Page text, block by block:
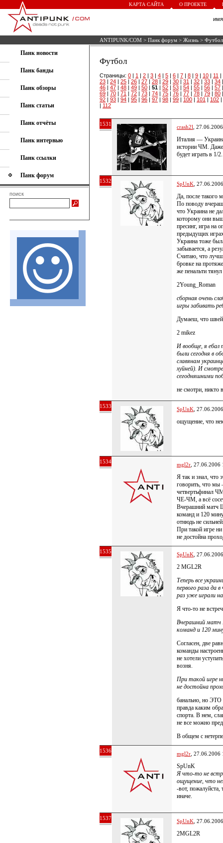
КАРТА САЙТА О ПРОЕКТЕ
ANTIPUNK/COM > Панк форум > Жизнь > Футбол
Панк новости
Панк банды
Панк обзоры
Панк статьи
Панк отчёты
Панк интервью
Панк ссылки
Панк форум
поиск
Футбол
Страницы: 0 | 1 | 2 | 3 | 4 | 5 | 6 | 7 | 8 | 9 | 10 | 11 |
23 | 24 | 25 | 26 | 27 | 28 | 29 | 30 | 31 | 32 | 33 | 34
46 | 47 | 48 | 49 | 50 | 51 | 52 | 53 | 54 | 55 | 56 | 57
69 | 70 | 71 | 72 | 73 | 74 | 75 | 76 | 77 | 78 | 79 | 80
92 | 93 | 94 | 95 | 96 | 97 | 98 | 99 | 100 | 101 | 102 |
| 112
1531 crash2l ,
Италия —
истории ЧМ. Даже
будет играть в 1/
1532 SpUnK ,
Да, после такого
По поводу
что Украина не
которому они
пресинг, игра на
предыдущих
Украина тоже
забывается, а
Считаю, что
бровке на
же пенальти
2Young_Roman
сборная очень
игры забивать
Думаеш, что
2 mikez
И вообще, я ебал
были сегодня в
славянам
хуйней). И
сегодняшними
не смотри, никто
1533 SpUnK ,
ощущение, что
1534 mgl2r , 27.06.2006
Я так и знал, что
говорить, что мы
четвертьфинал
ЧЕ-ЧМ, а всё
Вчерашний матч
команд и 120
отнюдь не
При такой игре
не достойна
1535 SpUnK ,
2 MGL2R
Теперь все
первого раза да
раз уже играли
Я что-то не
Вчерашний матч
команд и 120
Согласен, две
команды
не хотели
возня.
При такой игре
не достойна
банально, но ЭТО
правда каким
спорта. В нем,
не все можно
В общем с
1536 mgl2r , 27.06.2006
SpUnK
Я что-то не
ощущение, что
-вот, пожалуйста,
иначе.
1537 SpUnK ,
2MGL2R